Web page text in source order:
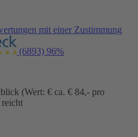
mit einer Zustimmung
(6893) 96%
(Wert: € ca. € 84,- pro